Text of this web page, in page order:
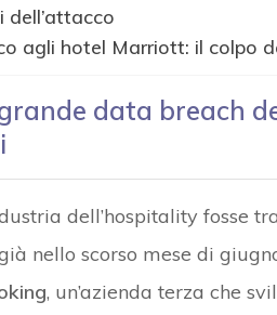
dell’attacco
agli hotel Marriott: il colpo
data breach
dell’hospitality fosse
nello scorso mese di
, un’azienda terza che
Attacchi